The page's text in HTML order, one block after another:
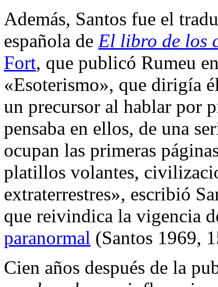
Además, Santos fue el
española de El libro de los
Fort, que publicó Rumeu
«Esoterismo», que dirigía
un precursor al hablar por
pensaba en ellos, de una
ocupan las primeras
platillos volantes,
extraterrestres», escribió
que reivindica la vigencia
paranormal (Santos 1969,
Cien años después de la